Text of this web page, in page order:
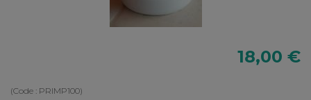
18,00 €
(Code : PRIMP100)